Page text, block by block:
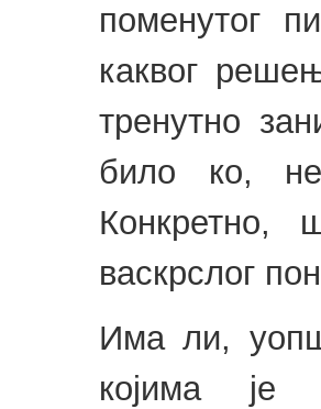
поменутог
каквог
тренутно
било ко,
васкрслог
Има ли,
којима је